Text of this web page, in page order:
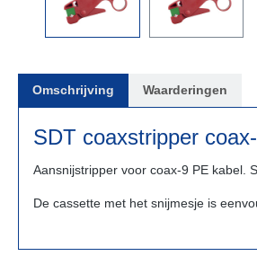
Omschrijving Waarderingen
SDT coaxstripper
Aansnijstripper voor coax-9 PE kabel.
De cassette met het snijmesje is